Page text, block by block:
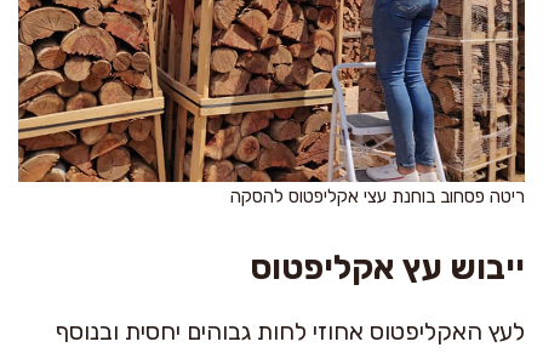
ריטה פסחוב בוחנת עצי אקליפטוס להסקה
ייבוש עץ אקליפטוס
לעץ האקליפטוס אחוזי לחות גבוהים יחסית ובנוסף